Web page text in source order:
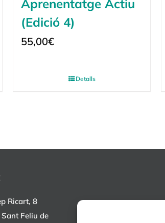
Aprenentatge Actiu
(Edició 4)
55,00€
Detalls
Ricart, 8
Feliu de